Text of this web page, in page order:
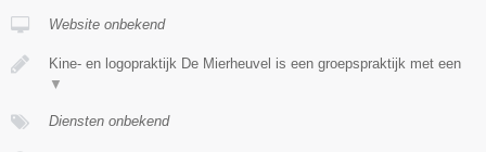
Website onbekend
Kine- en logopraktijk De Mierheuvel is een groepspraktijk met een
▼
Diensten onbekend